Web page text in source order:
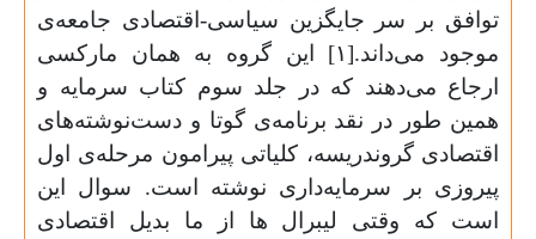
توافق بر سر جایگزین سیاسی-اقتصادی جامعه‌ی
موجود می‌داند.[۱] این گروه به همان مارکسی
ارجاع می‌دهند که در جلد سوم کتاب سرمایه و
همین طور در نقد برنامه‌ی گوتا و دست‌نوشته‌های
اقتصادی گروندریسه، کلیاتی پیرامون مرحله‌ی اول
پیروزی بر سرمایه‌داری نوشته است. سوال این
است که وقتی لیبرال ها از ما بدیل اقتصادی